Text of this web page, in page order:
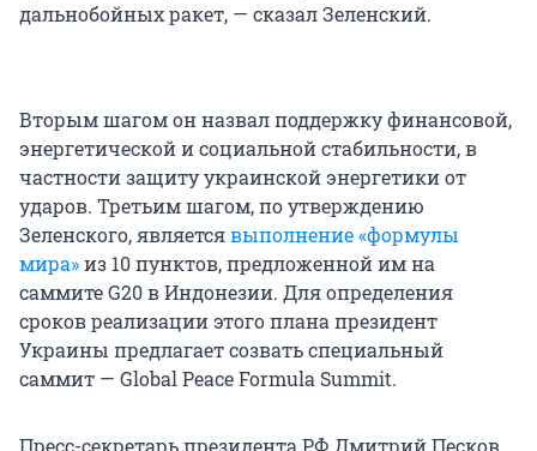
дальнобойных ракет, — сказал Зеленский.
Вторым шагом он назвал поддержку финансовой,
энергетической и социальной стабильности, в
частности защиту украинской энергетики от
ударов. Третьим шагом, по утверждению
Зеленского, являетсявыполнение «формулы
мира»из 10 пунктов, предложенной им на
саммите G20 в Индонезии. Для определения
сроков реализации этого плана президент
Украины предлагает созвать специальный
саммит — Global Peace Formula Summit.
Пресс-секретарь президента РФ Дмитрий Песков